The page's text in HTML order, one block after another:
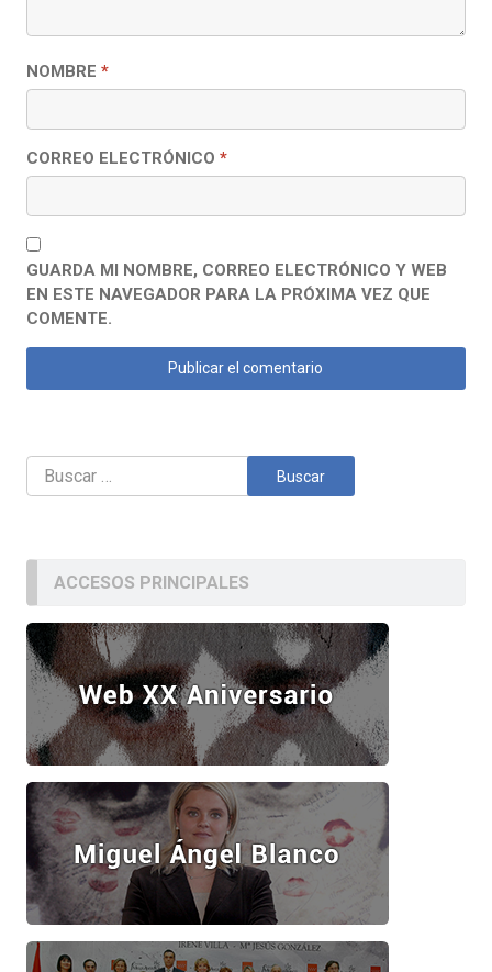
NOMBRE *
CORREO ELECTRÓNICO *
GUARDA MI NOMBRE, CORREO ELECTRÓNICO Y WEB
EN ESTE NAVEGADOR PARA LA PRÓXIMA VEZ QUE
COMENTE.
Buscar:
ACCESOS PRINCIPALES